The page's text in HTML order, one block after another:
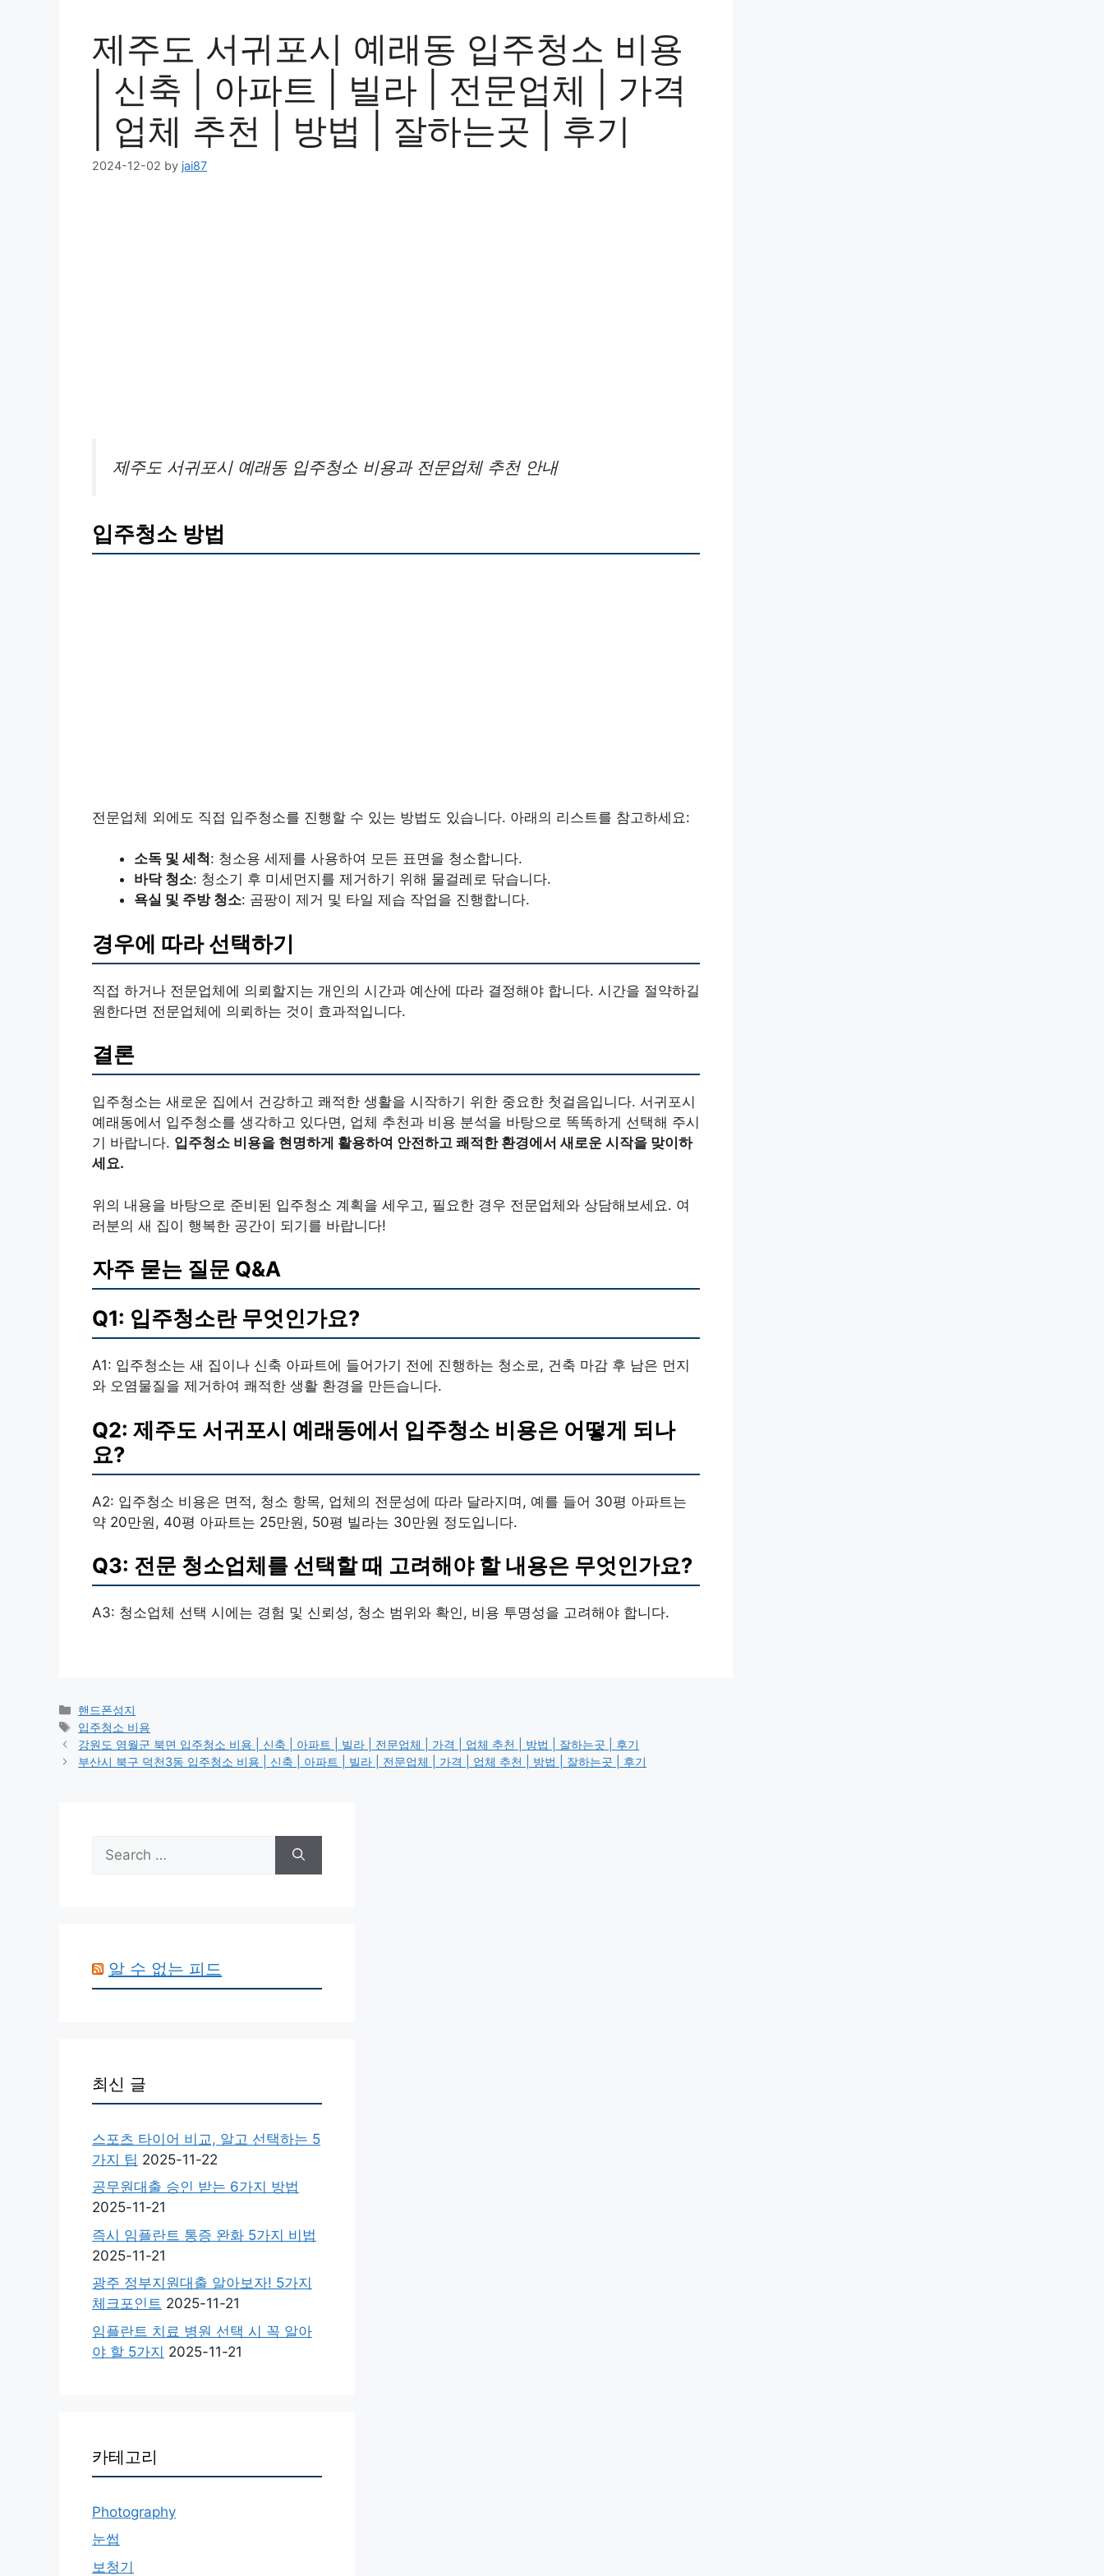
제주도 서귀포시 예래동 입주청소 비용
| 신축 | 아파트 | 빌라 | 전문업체 | 가격
| 업체 추천 | 방법 | 잘하는곳 | 후기
2024-12-02 by jai87
제주도 서귀포시 예래동 입주청소 비용과 전문업체 추천 안내
입주청소 방법
전문업체 외에도 직접 입주청소를 진행할 수 있는 방법도 있습니다. 아래의 리스트를 참고하세요:
소독 및 세척 : 청소용 세제를 사용하여 모든 표면을 청소합니다.
바닥 청소: 청소기 후 미세먼지를 제거하기 위해 물걸레로 닦습니다.
욕실 및 주방 청소: 곰팡이 제거 및 타일 제습 작업을 진행합니다.
경우에 따라 선택하기
직접 하거나 전문업체에 의뢰할지는 개인의 시간과 예산에 따라 결정해야 합니다. 시간을 절약하길
원한다면 전문업체에 의뢰하는 것이 효과적입니다.
결론
입주청소는 새로운 집에서 건강하고 쾌적한 생활을 시작하기 위한 중요한 첫걸음입니다. 서귀포시
예래동에서 입주청소를 생각하고 있다면, 업체 추천과 비용 분석을 바탕으로 똑똑하게 선택해 주시
기 바랍니다. 입주청소 비용을 현명하게 활용하여 안전하고 쾌적한 환경에서 새로운 시작을 맞이하
세요.
위의 내용을 바탕으로 준비된 입주청소 계획을 세우고, 필요한 경우 전문업체와 상담해보세요. 여
러분의 새 집이 행복한 공간이 되기를 바랍니다!
자주 묻는 질문 Q&A
Q1: 입주청소란 무엇인가요?
A1: 입주청소는 새 집이나 신축 아파트에 들어가기 전에 진행하는 청소로, 건축 마감 후 남은 먼지
와 오염물질을 제거하여 쾌적한 생활 환경을 만든습니다.
Q2: 제주도 서귀포시 예래동에서 입주청소 비용은 어떻게 되나
요?
A2: 입주청소 비용은 면적, 청소 항목, 업체의 전문성에 따라 달라지며, 예를 들어 30평 아파트는
약 20만원, 40평 아파트는 25만원, 50평 빌라는 30만원 정도입니다.
Q3: 전문 청소업체를 선택할 때 고려해야 할 내용은 무엇인가요?
A3: 청소업체 선택 시에는 경험 및 신뢰성, 청소 범위와 확인, 비용 투명성을 고려해야 합니다.
Categories
핸드폰성지
Tags
입주청소 비용
강원도 영월군 북면 입주청소 비용 | 신축 | 아파트 | 빌라 | 전문업체 | 가격 | 업체 추천 | 방법 | 잘하는곳 | 후기
부산시 북구 덕천3동 입주청소 비용 | 신축 | 아파트 | 빌라 | 전문업체 | 가격 | 업체 추천 | 방법 | 잘하는곳 | 후기
for:
알 수 없는 피드
최신 글
스포츠 타이어 비교, 알고 선택하는 5
가지 팁 2025-11-22
공무원대출 승인 받는 6가지 방법
2025-11-21
즉시 임플란트 통증 완화 5가지 비법
2025-11-21
광주 정부지원대출 알아보자! 5가지
체크포인트 2025-11-21
임플란트 치료 병원 선택 시 꼭 알아
야 할 5가지 2025-11-21
카테고리
Photography
눈썹
보청기